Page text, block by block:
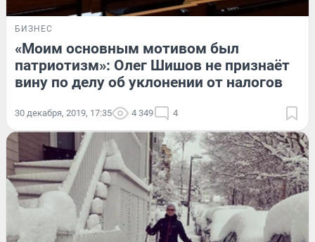
БИЗНЕС
«Моим основным мотивом был
патриотизм»: Олег Шишов не признаёт
вину по делу об уклонении от налогов
30 декабря, 2019, 17:35 4 349 4